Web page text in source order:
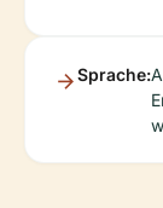
Sprache: